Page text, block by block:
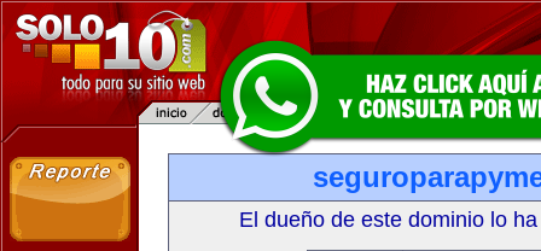
El dueño de este dominio lo